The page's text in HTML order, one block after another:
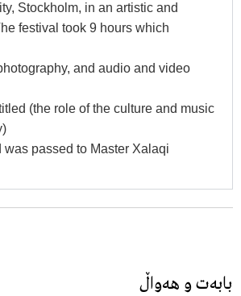
بابەت و هەواڵ
Stockholm, in an artistic and
festival took 9 hours which
and audio and video
(the role of the culture and music
was passed to Master Xalaqi